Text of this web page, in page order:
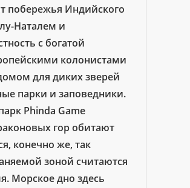
побережья Индийского
Наталем и
с богатой
колонистами
для диких зверей
парки и заповедники.
Phinda Game
гор обитают
конечно же, так
зоной считаются
Морское дно здесь